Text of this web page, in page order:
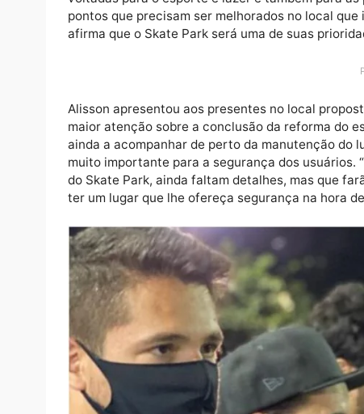
Na tarde da última quarta-feira (11) o
em Porto Velho. Alisson conversou com a
pontos que precisam ser melhorados no
afirma que o Skate Park será uma de suas
maior atenção sobre a conclusão da
ainda a acompanhar de perto da
muito importante para a segurança dos
do Skate Park, ainda faltam detalhes, mas
ter um lugar que lhe ofereça segurança na